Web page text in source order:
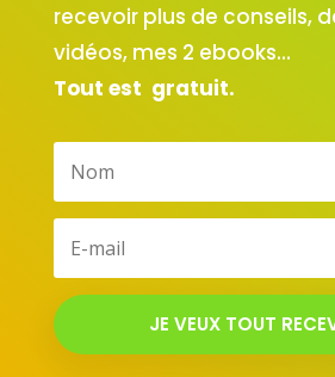
recevoir plus de conseils,
vidéos, mes 2 ebooks…
Tout est gratuit.
JE VEUX TOUT